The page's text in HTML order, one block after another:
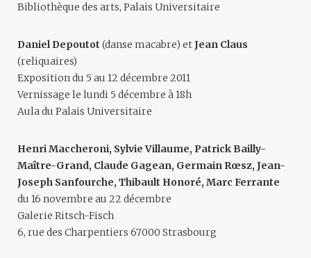
Bibliothèque des arts, Palais Universitaire
Daniel Depoutot (danse macabre) etJean Claus
(reliquaires)
Exposition du 5 au 12 décembre 2011
Vernissage le lundi 5 décembre à 18h
Aula du Palais Universitaire
Henri Maccheroni, Sylvie Villaume, Patrick Bailly-
Maître-Grand, Claude Gagean, Germain Rœsz, Jean-
Joseph Sanfourche, Thibault Honoré, Marc Ferrante
du 16 novembre au 22 décembre
Galerie Ritsch-Fisch
6, rue des Charpentiers 67000 Strasbourg